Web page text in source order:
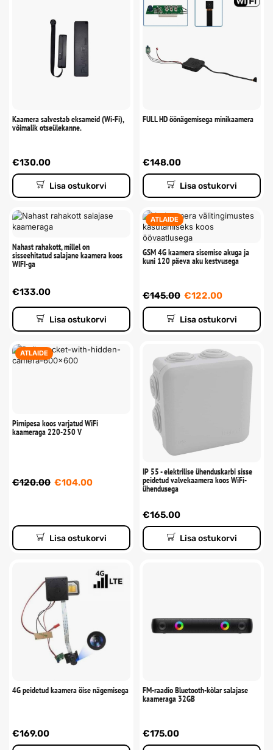
Kaamera salvestab eksameid (Wi-Fi),
võimalik otseülekanne.
€130.00
Lisa ostukorvi
FULL HD öönägemisega minikaamera
€148.00
Lisa ostukorvi
Nahast rahakott, millel on
sisseehitatud salajane kaamera koos
WIFI-ga
€133.00
Lisa ostukorvi
ATLAIDE
GSM 4G kaamera sisemise akuga ja
kuni 120 päeva aku kestvusega
€145.00 €122.00
Lisa ostukorvi
ATLAIDE
Pirnipesa koos varjatud WiFi
kaameraga 220-250 V
€120.00 €104.00
Lisa ostukorvi
IP 55 - elektrilise ühenduskarbi sisse
peidetud valvekaamera koos WiFi-
ühendusega
€165.00
Lisa ostukorvi
4G peidetud kaamera öise nägemisega
€169.00
FM-raadio Bluetooth-kõlar salajase
kaameraga 32GB
€175.00